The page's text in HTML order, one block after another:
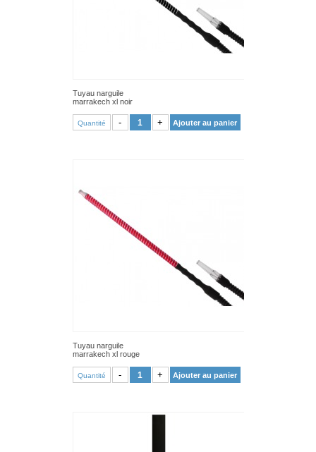
Tuyau narguile
marrakech xl noir
Quantité - + Ajouter au panier
Tuyau narguile
marrakech xl rouge
Quantité - + Ajouter au panier